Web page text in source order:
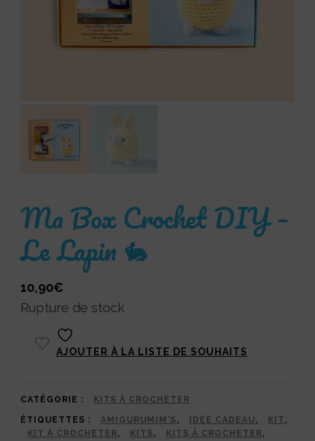
Ma Box Crochet DIY –
Le Lapin 🐇
10,90€
Rupture de stock
AJOUTER À LA LISTE DE SOUHAITS
CATÉGORIE : KITS À CROCHETER
ÉTIQUETTES : AMIGURUMIM'S , IDÉE CADEAU, KIT ,
KIT À CROCHETER , KITS , KITS À CROCHETER ,